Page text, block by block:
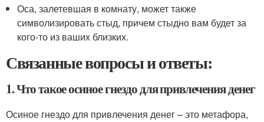
Оса, залетевшая в комнату, может также
символизировать стыд, причем стыдно вам будет за
кого-то из ваших близких.
Связанные вопросы и ответы:
1. Что такое осиное гнездо для привлечения денег
Осиное гнездо для привлечения денег – это метафора,